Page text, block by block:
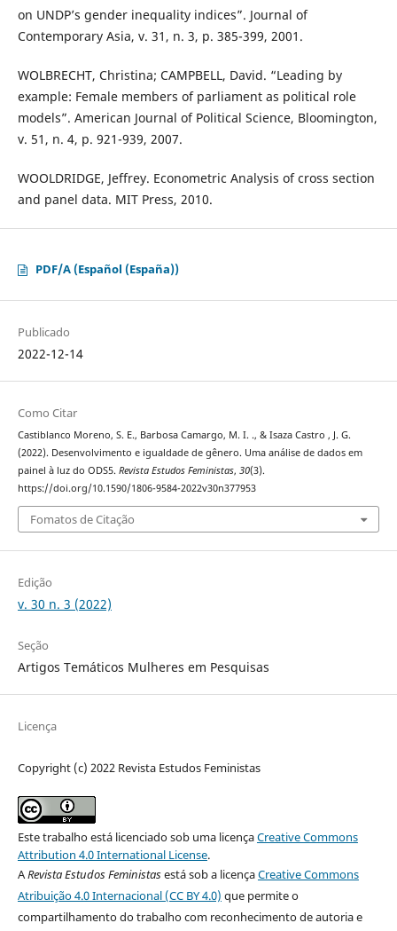
on UNDP’s gender inequality indices”. Journal of
Contemporary Asia, v. 31, n. 3, p. 385-399, 2001.
WOLBRECHT, Christina; CAMPBELL, David. “Leading by
example: Female members of parliament as political role
models”. American Journal of Political Science, Bloomington,
v. 51, n. 4, p. 921-939, 2007.
WOOLDRIDGE, Jeffrey. Econometric Analysis of cross section
and panel data. MIT Press, 2010.
PDF/A (Español (España))
Publicado
2022-12-14
Como Citar
Castiblanco Moreno, S. E., Barbosa Camargo, M. I. ., & Isaza Castro , J. G.
(2022). Desenvolvimento e igualdade de gênero. Uma análise de dados em
painel à luz do ODS5. Revista Estudos Feministas, 30(3).
https://doi.org/10.1590/1806-9584-2022v30n377953
Fomatos de Citação
Edição
v. 30 n. 3 (2022)
Seção
Artigos Temáticos Mulheres em Pesquisas
Licença
Copyright (c) 2022 Revista Estudos Feministas
Este trabalho está licenciado sob uma licençaCreative Commons
Attribution 4.0 International License.
ARevista Estudos Feministasestá sob a licençaCreative Commons
Atribuição 4.0 Internacional (CC BY 4.0) que permite o
compartilhamento do trabalho com reconhecimento de autoria e